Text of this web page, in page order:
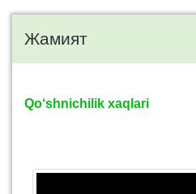
Жамият
Qo‘shnichilik xaqlari